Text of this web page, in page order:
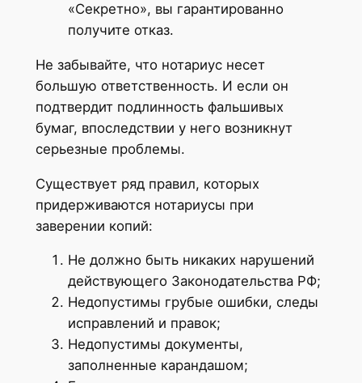
«Секретно», вы гарантированно
получите отказ.
Не забывайте, что нотариус несет
большую ответственность. И если он
подтвердит подлинность фальшивых
бумаг, впоследствии у него возникнут
серьезные проблемы.
Существует ряд правил, которых
придерживаются нотариусы при
заверении копий:
Не должно быть никаких нарушений
действующего Законодательства РФ;
Недопустимы грубые ошибки, следы
исправлений и правок;
Недопустимы документы,
заполненные карандашом;